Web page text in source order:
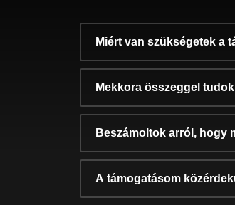
Miért van szükségetek a
Mekkora összeggel
Beszámoltok arról, hogy
A támogatásom